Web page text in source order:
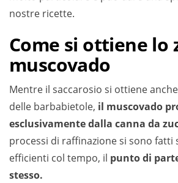
nostre ricette.
Come si ottiene lo
muscovado
Mentre il saccarosio si ottiene
delle barbabietole, il muscovado
esclusivamente dalla canna da
processi di raffinazione si sono fatti
efficienti col tempo, il punto di
stesso.